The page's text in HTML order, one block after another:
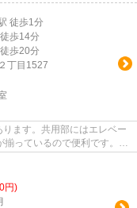
徒歩1分
徒歩14分
徒歩20分
２丁目1527
ます。共用部にはエレベー
揃っているので便利です。造
円)